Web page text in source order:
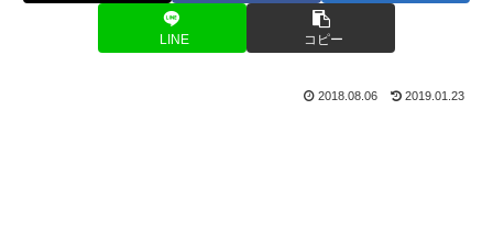
LINE コピー
2018.08.06 2019.01.23